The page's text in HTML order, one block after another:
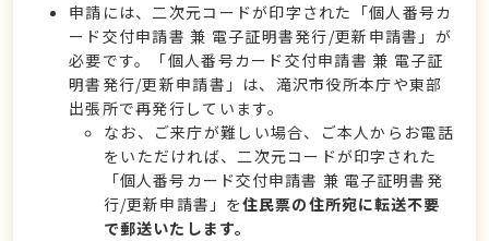
申請には、二次元コードが印字された「個人番号カ
ード交付申請書 兼 電子証明書発行/更新申請書」が
必要です。
「個人番号カード交付申請書 兼 電子証
明書発行/更新申請書」は、滝沢市役所本庁や東部
出張所で再発行しています。
なお、ご来庁が難しい場合、ご本人からお電話
をいただければ、二次元コードが印字された
「個人番号カード交付申請書 兼 電子証明書発
行/更新申請書」を住民票の住所宛に転送不要
で郵送いたします。